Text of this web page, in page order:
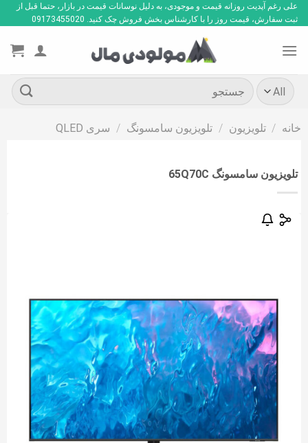
Skip
to
علی رغم آپدیت روزانه قیمت و موجودی، به دلیل نوسانات قیمت در بازار، حتما قبل از
ثبت سفارش، قیمت روز را با کارشناس بخش فروش چک کنید. 09173455020
جستجو
برای:
خانه / تلویزیون / تلویزیون سامسونگ / سری QLED
تلویزیون سامسونگ 65Q70C